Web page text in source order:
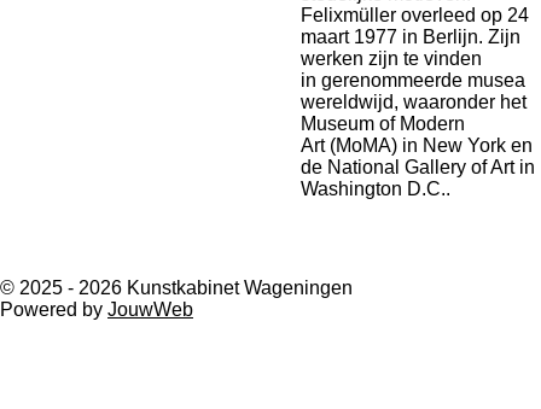
Felixmüller overleed op 24
maart 1977 in Berlijn. Zijn
werken zijn te vinden
in gerenommeerde musea
wereldwijd, waaronder het
Museum of Modern
Art (MoMA) in New York en
de National Gallery of Art in
Washington D.C..
© 2025 - 2026 Kunstkabinet Wageningen
Powered by JouwWeb